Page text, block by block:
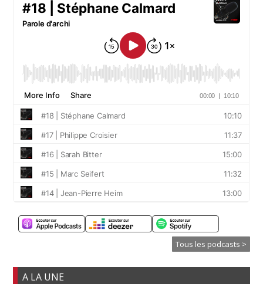
Tous les podcasts >
A LA UNE